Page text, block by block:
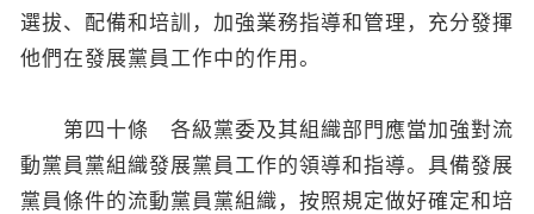
選拔、配備和培訓，加強業務指導和管理，充分發揮
他們在發展黨員工作中的作用。
第四十條 各級黨委及其組織部門應當加強對流
動黨員黨組織發展黨員工作的領導和指導。具備發展
黨員條件的流動黨員黨組織，按照規定做好確定和培